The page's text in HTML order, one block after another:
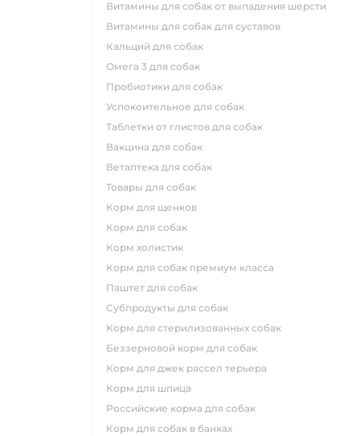
витамины для собак от выпадения шерсти
витамины для собак для суставов
кальций для собак
омега 3 для собак
пробиотики для собак
успокоительное для собак
таблетки от глистов для собак
вакцина для собак
ветаптека для собак
товары для собак
корм для щенков
корм для собак
корм холистик
корм для собак премиум класса
паштет для собак
субпродукты для собак
корм для стерилизованных собак
беззерновой корм для собак
корм для джек рассел терьера
корм для шпица
российские корма для собак
корм для собак в банках